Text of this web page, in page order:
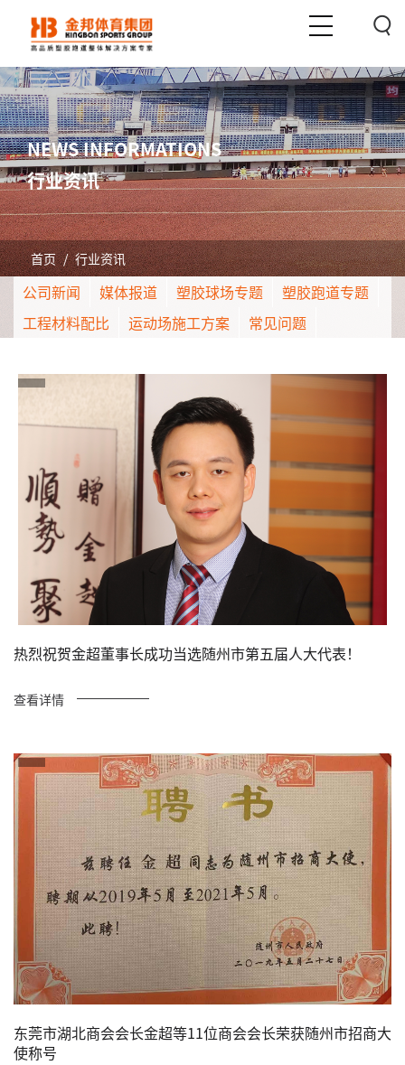
NEWS INFORMATIONS
行业资讯
首页 / 行业资讯
公司新闻 媒体报道 塑胶球场专题
塑胶跑道专题
工程材料配比
运动场施工方案 常见问题
热烈祝贺金超董事长成功当选随州市第五届人大代表！
查看详情
东莞市湖北商会会长金超等11位商会会长荣获随州市招商大
使称号